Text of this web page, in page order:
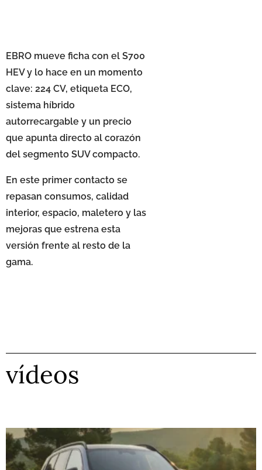
EBRO mueve ficha con el S700
HEV y lo hace en un momento
clave: 224 CV, etiqueta ECO,
sistema híbrido
autorrecargable y un precio
que apunta directo al corazón
del segmento SUV compacto.
En este primer contacto se
repasan consumos, calidad
interior, espacio, maletero y las
mejoras que estrena esta
versión frente al resto de la
gama.
vídeos